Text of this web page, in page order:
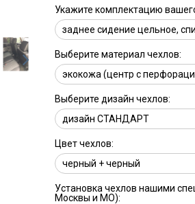
Укажите комплектацию
Выберите материал чехлов:
Выберите дизайн чехлов:
Цвет чехлов:
Установка чехлов нашими
Москвы и МО):